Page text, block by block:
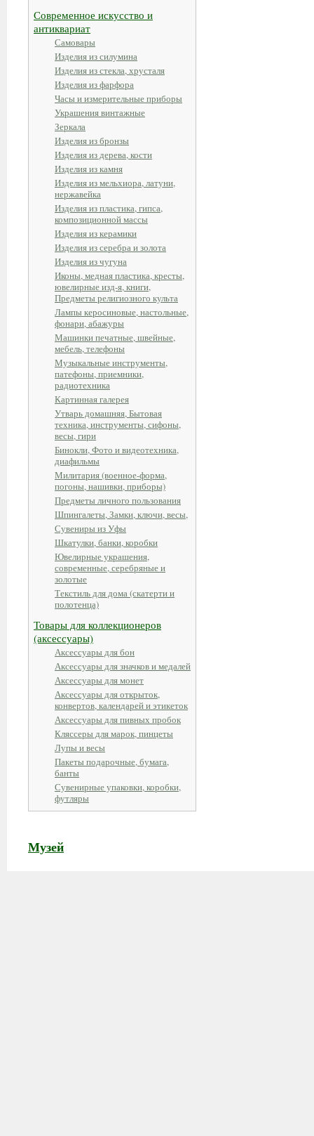
Современное искусство и
антиквариат
Самовары
Изделия из силумина
Изделия из стекла, хрусталя
Изделия из фарфора
Часы и измерительные приборы
Украшения винтажные
Зеркала
Изделия из бронзы
Изделия из дерева, кости
Изделия из камня
Изделия из мельхиора, латуни,
нержавейка
Изделия из пластика, гипса,
композиционной массы
Изделия из керамики
Изделия из серебра и золота
Изделия из чугуна
Иконы, медная пластика, кресты,
ювелирные изд-я, книги,
Предметы религиозного культа
Лампы керосиновые, настольные,
фонари, абажуры
Машинки печатные, швейные,
мебель, телефоны
Музыкальные инструменты,
патефоны, приемники,
радиотехника
Картинная галерея
Утварь домашняя, Бытовая
техника, инструменты, сифоны,
весы, гири
Бинокли, Фото и видеотехника,
диафильмы
Милитария (военное-форма,
погоны, нашивки, приборы)
Предметы личного пользования
Шпингалеты, Замки, ключи, весы,
Сувениры из Уфы
Шкатулки, банки, коробки
Ювелирные украшения,
современные, серебряные и
золотые
Текстиль для дома (скатерти и
полотенца)
Товары для коллекционеров
(аксессуары)
Аксессуары для бон
Аксессуары для значков и медалей
Аксессуары для монет
Аксессуары для открыток,
конвертов, календарей и этикеток
Аксессуары для пивных пробок
Кляссеры для марок, пинцеты
Лупы и весы
Пакеты подарочные, бумага,
банты
Сувенирные упаковки, коробки,
футляры
Музей